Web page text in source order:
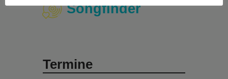
Songfinder
Termine